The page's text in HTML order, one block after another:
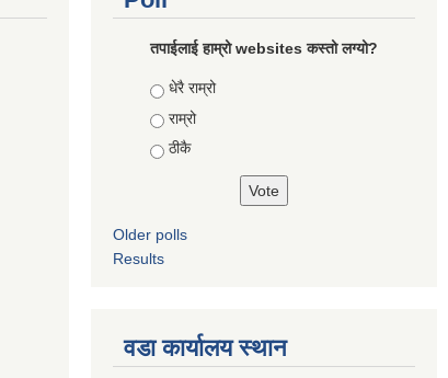
तपाईलाई हाम्रो websites कस्तो लग्यो?
Choices
धेरै राम्रो
राम्रो
ठीकै
Older polls
Results
वडा कार्यालय स्थान